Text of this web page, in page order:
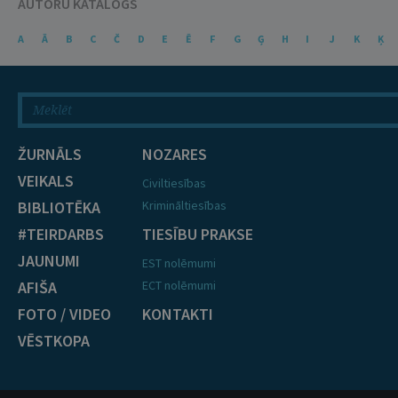
AUTORU KATALOGS
A Ā B C Č D E Ē F G Ģ H I J K Ķ
ŽURNĀLS
VEIKALS
BIBLIOTĒKA
#TEIRDARBS
JAUNUMI
AFIŠA
FOTO / VIDEO
VĒSTKOPA
NOZARES
Civiltiesības
Krimināltiesības
TIESĪBU PRAKSE
EST nolēmumi
ECT nolēmumi
KONTAKTI